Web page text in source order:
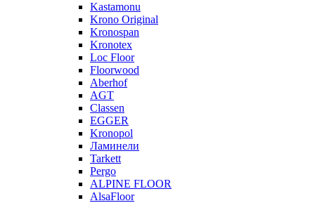
Kastamonu
Krono Original
Kronospan
Kronotex
Loc Floor
Floorwood
Aberhof
AGT
Classen
EGGER
Kronopol
Ламинели
Tarkett
Pergo
ALPINE FLOOR
AlsaFloor